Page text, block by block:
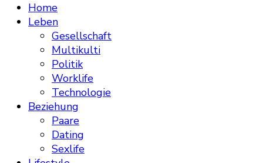
Home
Leben
Gesellschaft
Multikulti
Politik
Worklife
Technologie
Beziehung
Paare
Dating
Sexlife